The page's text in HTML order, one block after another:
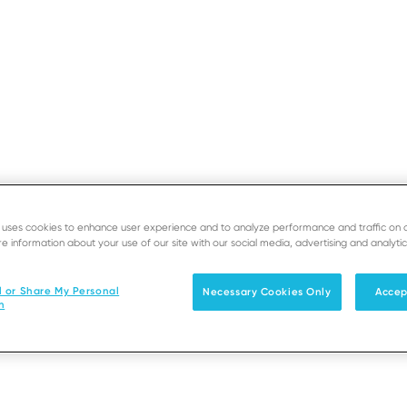
Solutions Produits et Services
chez Ingenico
uses cookies to enhance user experience and to analyze performance and traffic on
information about your use of our site with our social media, advertising and
or Share My Personal
Necessary Cookies Only